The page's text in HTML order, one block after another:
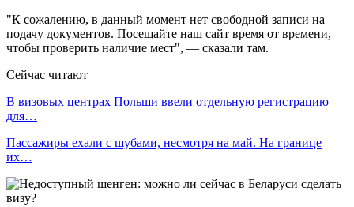
"К сожалению, в данный момент нет свободной записи на
подачу документов. Посещайте наш сайт время от времени,
чтобы проверить наличие мест", — сказали там.
Сейчас читают
В визовых центрах Польши ввели отдельную регистрацию
для…
Пассажиры ехали с шубами, несмотря на май. На границе
их…